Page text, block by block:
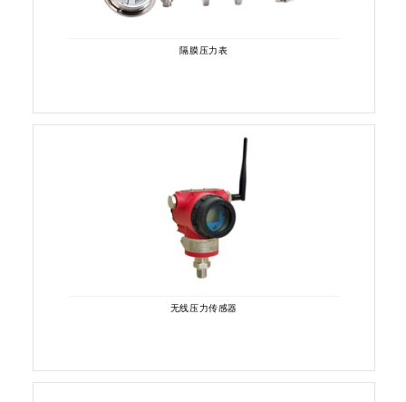
隔膜压力表
无线压力传感器